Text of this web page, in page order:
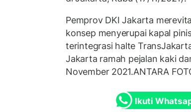
Pemprov DKI Jakarta
konsep menyerupai kapal
terintegrasi halte
Jakarta ramah pejalan kaki
November 2021.ANTARA
Ikuti